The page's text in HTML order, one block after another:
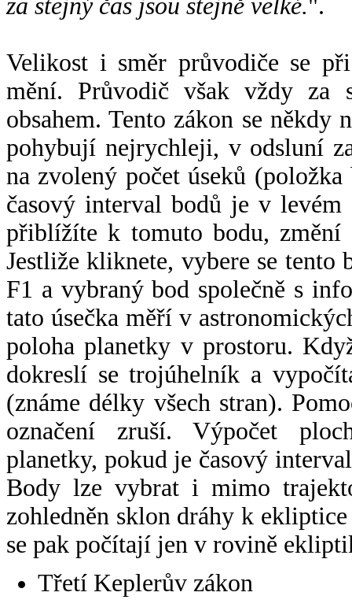
za stejný čas jsou stejně velké.".
Velikost i směr průvodiče se
mění. Průvodič však vždy za
obsahem. Tento zákon se někdy
pohybují nejrychleji, v odsluní
na zvolený počet úseků
časový interval bodů je v
přiblížíte k tomuto bodu,
Jestliže kliknete, vybere se tento
F1 a vybraný bod společně s
tato úsečka měří v
poloha planetky v prostoru.
dokreslí se trojúhelník a
(známe délky všech stran).
označení zruší. Výpočet
planetky, pokud je časový
Body lze vybrat i mimo
zohledněn sklon dráhy k
se pak počítají jen v rovině
Třetí Keplerův zákon